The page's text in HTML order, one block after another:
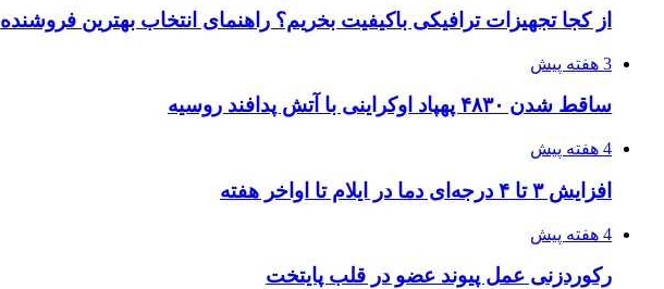
از کجا تجهیزات ترافیکی باکیفیت بخریم؟ راهنمای انتخاب بهترین فروشنده
3 هفته پیش
ساقط شدن ۴۸۳۰ پهپاد اوکراینی با آتش پدافند روسیه
4 هفته پیش
افزایش ۳ تا ۴ درجه‌ای دما در ایلام تا اواخر هفته
4 هفته پیش
رکوردزنی عمل پیوند عضو در قلب پایتخت